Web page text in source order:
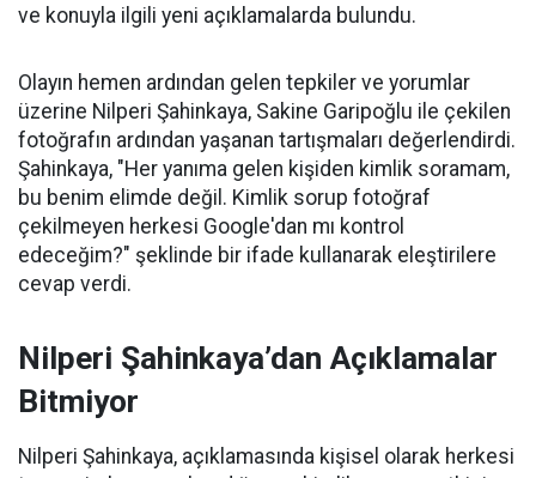
ve konuyla ilgili yeni açıklamalarda bulundu.
Olayın hemen ardından gelen tepkiler ve yorumlar
üzerine Nilperi Şahinkaya, Sakine Garipoğlu ile çekilen
fotoğrafın ardından yaşanan tartışmaları değerlendirdi.
Şahinkaya, "Her yanıma gelen kişiden kimlik soramam,
bu benim elimde değil. Kimlik sorup fotoğraf
çekilmeyen herkesi Google'dan mı kontrol
edeceğim?" şeklinde bir ifade kullanarak eleştirilere
cevap verdi.
Nilperi Şahinkaya’dan Açıklamalar
Bitmiyor
Nilperi Şahinkaya, açıklamasında kişisel olarak herkesi